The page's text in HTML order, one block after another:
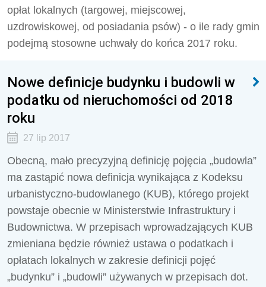
opłat lokalnych (targowej, miejscowej,
uzdrowiskowej, od posiadania psów) - o ile rady gmin
podejmą stosowne uchwały do końca 2017 roku.
Nowe definicje budynku i budowli w
podatku od nieruchomości od 2018
roku
27 lip 2017
Obecną, mało precyzyjną definicję pojęcia „budowla”
ma zastąpić nowa definicja wynikająca z Kodeksu
urbanistyczno-budowlanego (KUB), którego projekt
powstaje obecnie w Ministerstwie Infrastruktury i
Budownictwa. W przepisach wprowadzających KUB
zmieniana będzie również ustawa o podatkach i
opłatach lokalnych w zakresie definicji pojęć
„budynku” i „budowli” używanych w przepisach dot.